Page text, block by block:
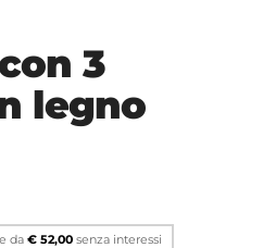
3
legno
da€ 52,00 senza interessi